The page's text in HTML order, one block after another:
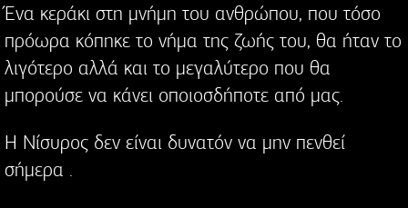
Ένα κεράκι στη μνήμη του ανθρώπου, που τόσο
πρόωρα κόπηκε το νήμα της ζωής του, θα ήταν το
λιγότερο αλλά και το μεγαλύτερο που θα
μπορούσε να κάνει οποιοσδήποτε από μας.
Η Νίσυρος δεν είναι δυνατόν να μην πενθεί
σήμερα .